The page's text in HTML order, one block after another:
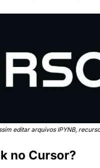
editar arquivos IPYNB,
no Cursor?